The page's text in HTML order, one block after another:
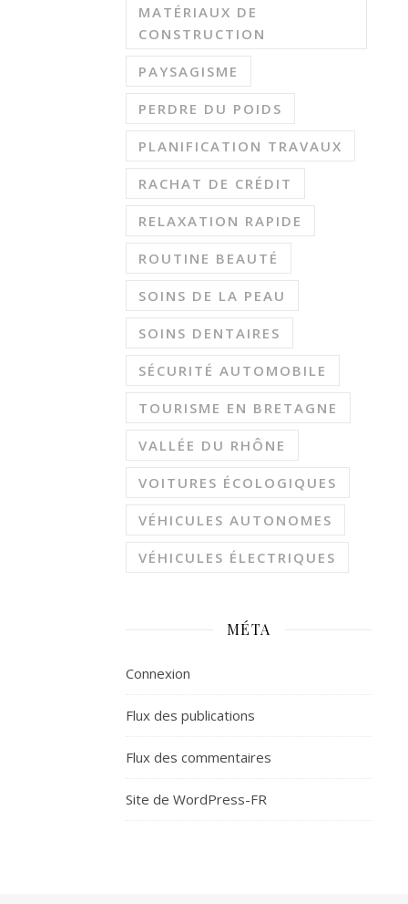
MATÉRIAUX DE
CONSTRUCTION
PAYSAGISME
PERDRE DU POIDS
PLANIFICATION TRAVAUX
RACHAT DE CRÉDIT
RELAXATION RAPIDE
ROUTINE BEAUTÉ
SOINS DE LA PEAU
SOINS DENTAIRES
SÉCURITÉ AUTOMOBILE
TOURISME EN BRETAGNE
VALLÉE DU RHÔNE
VOITURES ÉCOLOGIQUES
VÉHICULES AUTONOMES
VÉHICULES ÉLECTRIQUES
MÉTA
Connexion
Flux des publications
Flux des commentaires
Site de WordPress-FR